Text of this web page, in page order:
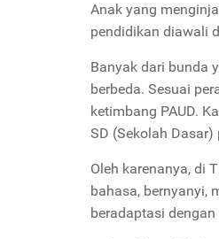
Anak yang
pendidikan diawali
Banyak dari bunda
berbeda. Sesuai
ketimbang PAUD.
SD (Sekolah
Oleh karenanya, di
bahasa, bernyanyi,
beradaptasi